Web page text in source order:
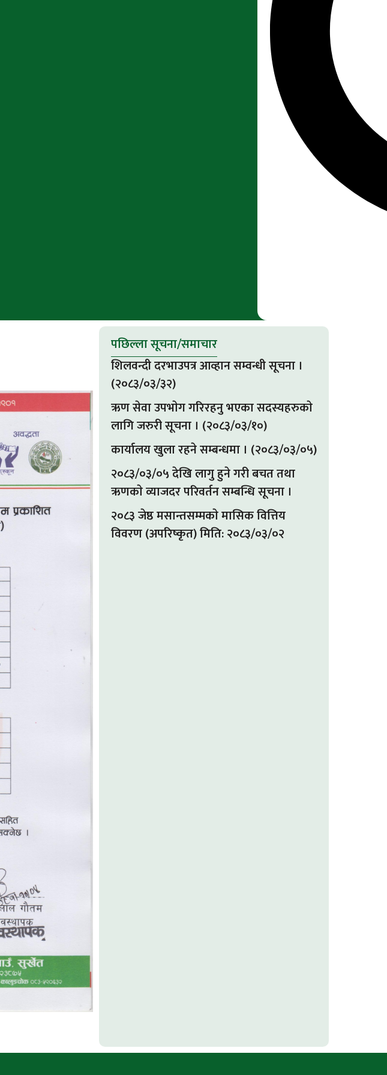
पछिल्ला सूचना/समाचार
शिलवन्दी दरभाउपत्र आव्हान सम्वन्धी सूचना ।
(२०८३/०३/३२)
ऋण सेवा उपभाेग गरिरहनु भएका सदस्यहरुकाे
लागि जरुरी सूचना । (२०८३/०३/१०)
कार्यालय खुला रहने सम्बन्धमा । (२०८३/०३/०५)
२०८३/०३/०५ देखि लागु हुने गरी बचत तथा
ऋणकाे व्याजदर परिवर्तन सम्बन्धि सूचना ।
२०८३ जेष्ठ मसान्तसम्मकाे मासिक वित्तिय
विवरण (अपरिष्कृत) मिति: २०८३/०३/०२